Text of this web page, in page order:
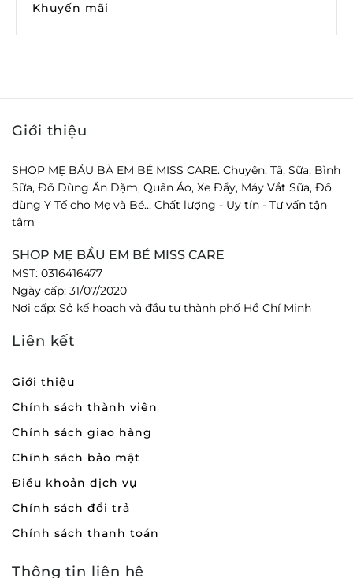
Khuyến mãi
Giới thiệu
SHOP MẸ BẦU BÀ EM BÉ MISS CARE. Chuyên: Tã, Sữa, Bình
Sữa, Đồ Dùng Ăn Dặm, Quần Áo, Xe Đẩy, Máy Vắt Sữa, Đồ
dùng Y Tế cho Mẹ và Bé... Chất lượng - Uy tín - Tư vấn tận
tâm
SHOP MẸ BẦU EM BÉ MISS CARE
MST: 0316416477
Ngày cấp: 31/07/2020
Nơi cấp: Sở kế hoạch và đầu tư thành phố Hồ Chí Minh
Liên kết
Giới thiệu
Chính sách thành viên
Chính sách giao hàng
Chính sách bảo mật
Điều khoản dịch vụ
Chính sách đổi trả
Chính sách thanh toán
Thông tin liên hệ